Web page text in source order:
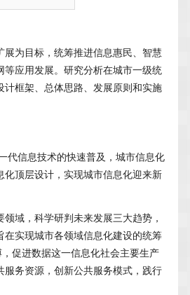
为目标，统筹推进信息惠民、智慧
应用发展。研究分析在城市一级统
框架、总体思路、发展原则和实施
代信息技术的快速普及，城市信息化
顶层设计，实现城市信息化迎来新
域，科学研判未来发展三大趋势，
实现城市各领域信息化建设的统筹
促进数据这一信息化社会主要生产
务资源，创新公共服务模式，践行